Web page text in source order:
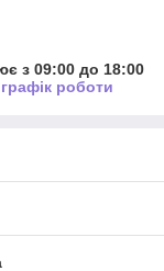
з 09:00 до 18:00
роботи